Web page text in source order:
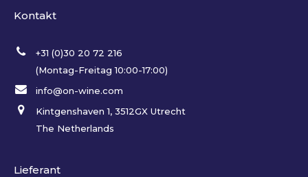
Kontakt
+31 (0)30 20 72 216
(Montag-Freitag 10:00-17:00)
info@on-wine.com
Kintgenshaven 1, 3512GX Utrecht
The Netherlands
Lieferant